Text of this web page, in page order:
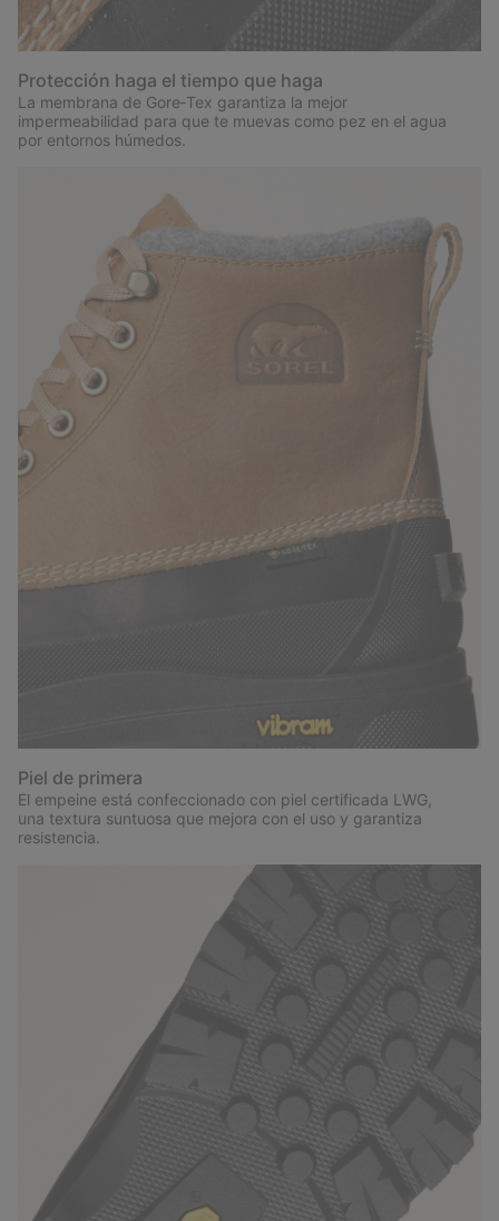
Protección haga el tiempo que haga
La membrana de Gore‑Tex garantiza la mejor
impermeabilidad para que te muevas como pez en el agua
por entornos húmedos.
Piel de primera
El empeine está confeccionado con piel certificada LWG,
una textura suntuosa que mejora con el uso y garantiza
resistencia.